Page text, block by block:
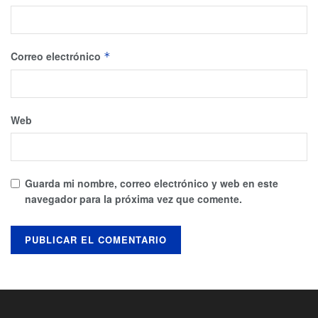
Correo electrónico *
Web
Guarda mi nombre, correo electrónico y web en este
navegador para la próxima vez que comente.